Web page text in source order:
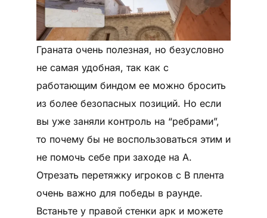
Граната очень полезная, но безусловно
не самая удобная, так как с
работающим биндом ее можно бросить
из более безопасных позиций. Но если
вы уже заняли контроль на “ребрами”,
то почему бы не воспользоваться этим и
не помочь себе при заходе на A.
Отрезать перетяжку игроков с B плента
очень важно для победы в раунде.
Встаньте у правой стенки арк и можете